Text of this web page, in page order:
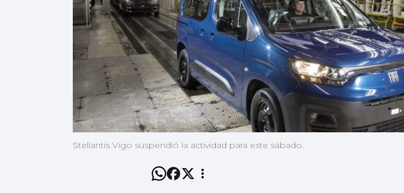
Stellantis Vigo suspendió la actividad para este sábado.